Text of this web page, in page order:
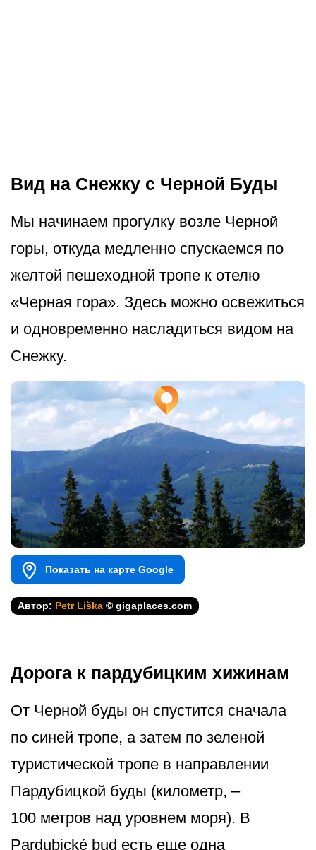
Вид на Снежку с Черной Буды
Мы начинаем прогулку возле Черной
горы, откуда медленно спускаемся по
желтой пешеходной тропе к отелю
«Черная гора». Здесь можно освежиться
и одновременно насладиться видом на
Снежку.
Показать на карте Google
Автор: Petr Liška © gigaplaces.com
Дорога к пардубицким хижинам
От Черной буды он спустится сначала
по синей тропе, а затем по зеленой
туристической тропе в направлении
Пардубицкой буды (километр, –
100 метров над уровнем моря). В
Pardubické bud есть еще одна